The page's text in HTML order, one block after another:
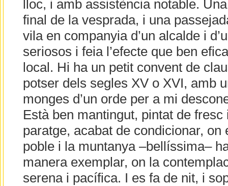
lloc, i amb assistència notable.
final de la vesprada, i una
vila en companyia d’un alcalde i
seriosos i feia l’efecte que ben
local. Hi ha un petit convent de
potser dels segles XV o XVI, amb
monges d’un orde per a mi
Està ben mantingut, pintat de
paratge, acabat de condicionar, on
poble i la muntanya –bellíssima–
manera exemplar, on la
serena i pacífica. I es fa de nit, i